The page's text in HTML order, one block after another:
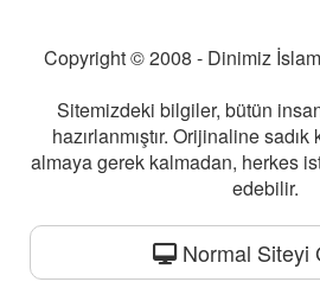
Copyright © 2008 - Dinimiz
Sitemizdeki bilgiler, bütün
hazırlanmıştır. Orijinaline
almaya gerek kalmadan, herkes
edebilir.
Normal Siteyi